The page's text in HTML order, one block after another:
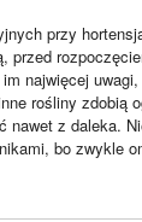
przy
przed
najwięcej
rośliny zdobią
nawet z daleka.
bo zwykle